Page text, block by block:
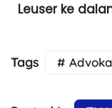
Leuser ke
Tags #